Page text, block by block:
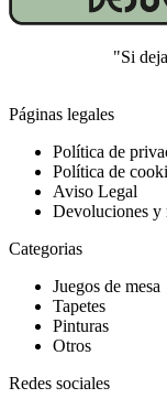
"Si
Páginas legales
Política de
Política de
Aviso Legal
Devoluciones y
Categorias
Juegos de mesa
Tapetes
Pinturas
Otros
Redes sociales